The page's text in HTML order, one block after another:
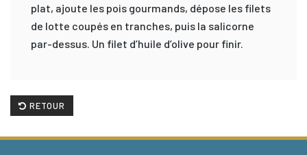
plat, ajoute les pois gourmands, dépose les filets
de lotte coupés en tranches, puis la salicorne
par-dessus. Un filet d’huile d’olive pour finir.
RETOUR